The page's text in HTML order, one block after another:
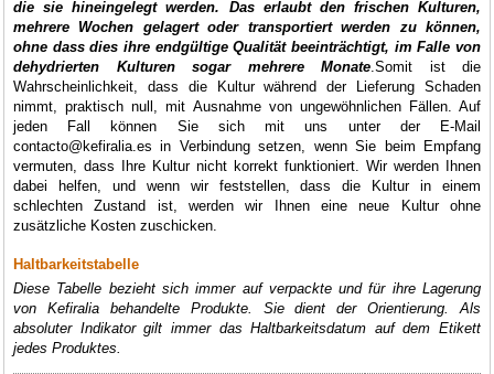
die sie hineingelegt werden. Das erlaubt den frischen Kulturen,
mehrere Wochen gelagert oder transportiert werden zu können,
ohne dass dies ihre endgültige Qualität beeinträchtigt, im Falle von
dehydrierten Kulturen sogar mehrere Monate.Somit ist die
Wahrscheinlichkeit, dass die Kultur während der Lieferung Schaden
nimmt, praktisch null, mit Ausnahme von ungewöhnlichen Fällen. Auf
jeden Fall können Sie sich mit uns unter der E-Mail
contacto@kefiralia.es in Verbindung setzen, wenn Sie beim Empfang
vermuten, dass Ihre Kultur nicht korrekt funktioniert. Wir werden Ihnen
dabei helfen, und wenn wir feststellen, dass die Kultur in einem
schlechten Zustand ist, werden wir Ihnen eine neue Kultur ohne
zusätzliche Kosten zuschicken.
Haltbarkeitstabelle
Diese Tabelle bezieht sich immer auf verpackte und für ihre Lagerung
von Kefiralia behandelte Produkte. Sie dient der Orientierung. Als
absoluter Indikator gilt immer das Haltbarkeitsdatum auf dem Etikett
jedes Produktes.